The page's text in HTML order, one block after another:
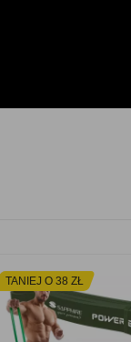
TANIEJ O 38 ZŁ